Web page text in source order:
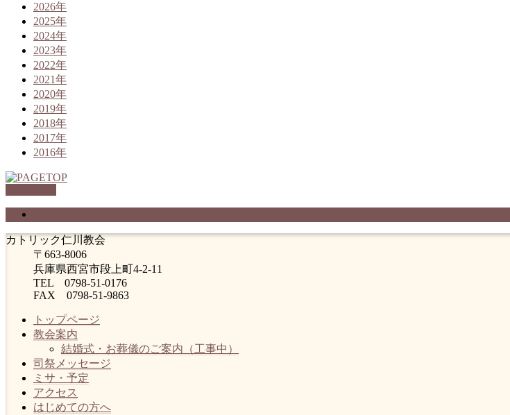
2026年
2025年
2024年
2023年
2022年
2021年
2020年
2019年
2018年
2017年
2016年
カトリック仁川教会
〒663-8006
兵庫県西宮市段上町4-2-11
TEL 0798-51-0176
FAX 0798-51-9863
トップページ
教会案内
結婚式・お葬儀のご案内（工事中）
司祭メッセージ
ミサ・予定
アクセス
はじめての方へ